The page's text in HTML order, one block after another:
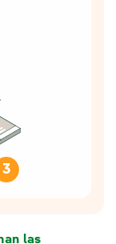
3
las